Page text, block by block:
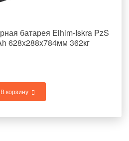
батарея Elhim-Iskra PzS
628x288x784мм 362кг
В корзину